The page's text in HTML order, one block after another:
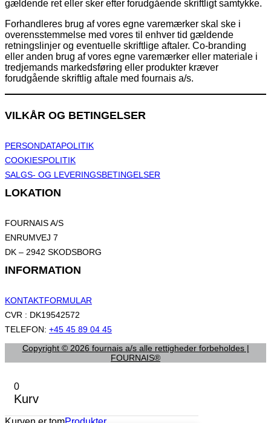
gældende ret eller sker efter forudgående skriftligt samtykke.
Forhandleres brug af vores egne varemærker skal ske i
overensstemmelse med vores til enhver tid gældende
retningslinjer og eventuelle skriftlige aftaler. Co-branding
eller anden brug af vores egne varemærker eller materiale i
tredjemands markedsføring eller produkter kræver
forudgående skriftlig aftale med fournais a/s.
VILKÅR OG BETINGELSER
PERSONDATAPOLITIK
COOKIESPOLITIK
SALGS- OG LEVERINGSBETINGELSER
LOKATION
FOURNAIS A/S
ENRUMVEJ 7
DK – 2942 SKODSBORG
INFORMATION
KONTAKTFORMULAR
CVR : DK19542572
TELEFON: +45 45 89 04 45
Copyright © 2026 fournais a/s alle rettigheder forbeholdes |
FOURNAIS®
0
Kurv